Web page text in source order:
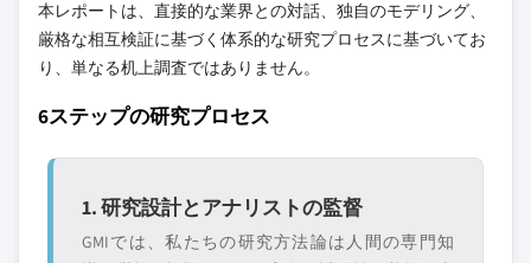
本レポートは、直接的な業界との対話、独自のモデリング、
厳格な相互検証に基づく体系的な研究プロセスに基づいてお
り、単なる机上調査ではありません。
6ステップの研究プロセス
1. 研究設計とアナリストの監督
GMIでは、私たちの研究方法論は人間の専門知